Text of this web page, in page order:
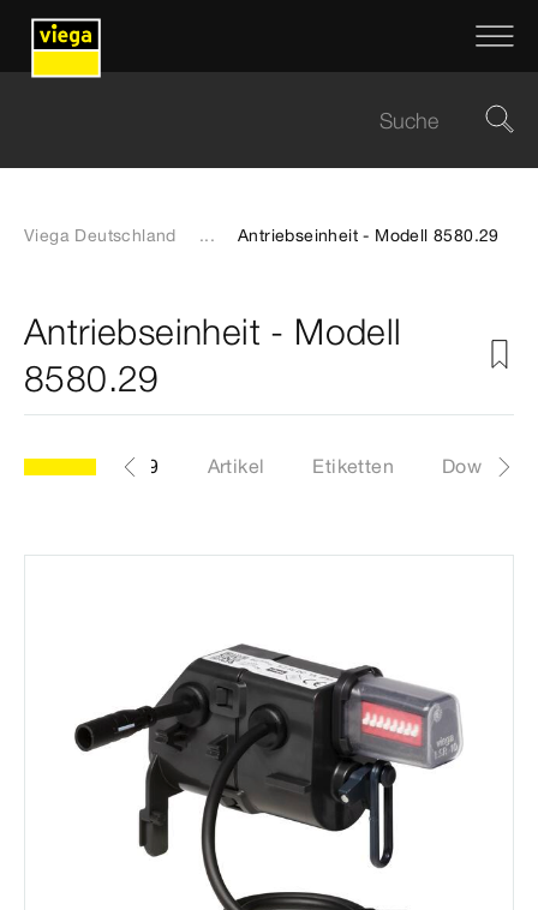
Viega Deutschland ... Antriebseinheit - Modell 8580.29
Antriebseinheit - Modell
8580.29
Modell 8580.29 Artikel Etiketten